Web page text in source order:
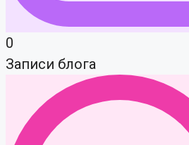
0
Записи блога